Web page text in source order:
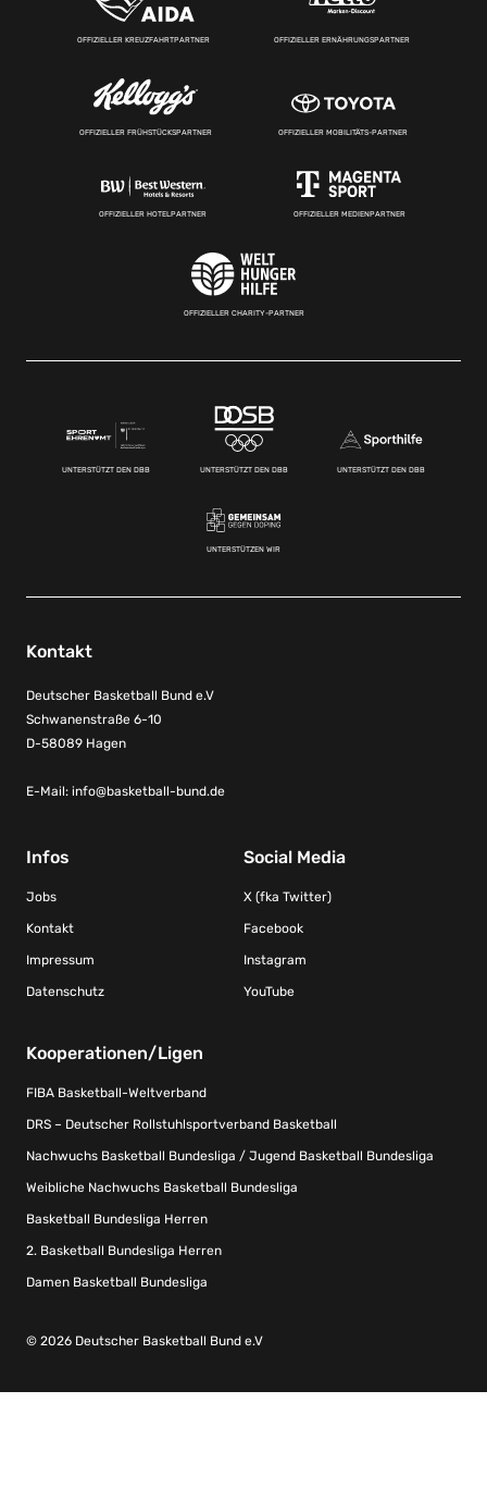
OFFIZIELLER KREUZFAHRTPARTNER OFFIZIELLER ERNÄHRUNGSPARTNER
OFFIZIELLER FRÜHSTÜCKSPARTNER OFFIZIELLER MOBILITÄTS-PARTNER
OFFIZIELLER HOTELPARTNER OFFIZIELLER MEDIENPARTNER
OFFIZIELLER CHARITY-PARTNER
UNTERSTÜTZT DEN DBB UNTERSTÜTZT DEN DBB UNTERSTÜTZT DEN DBB
UNTERSTÜTZEN WIR
Kontakt
Deutscher Basketball Bund e.V
Schwanenstraße 6-10
D-58089 Hagen
E-Mail: info@basketball-bund.de
Infos
Jobs
Kontakt
Impressum
Datenschutz
Social Media
X (fka Twitter)
Facebook
Instagram
YouTube
Kooperationen/Ligen
FIBA Basketball-Weltverband
DRS – Deutscher Rollstuhlsportverband Basketball
Nachwuchs Basketball Bundesliga / Jugend Basketball Bundesliga
Weibliche Nachwuchs Basketball Bundesliga
Basketball Bundesliga Herren
2. Basketball Bundesliga Herren
Damen Basketball Bundesliga
© 2026 Deutscher Basketball Bund e.V